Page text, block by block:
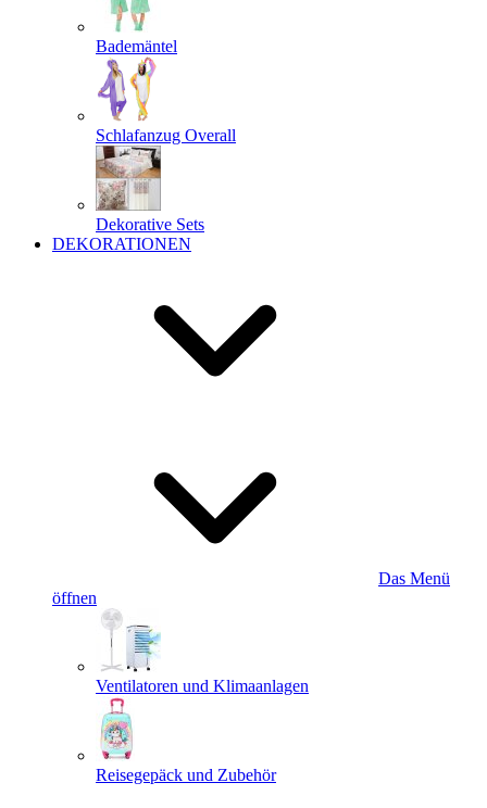
Bademäntel
Schlafanzug Overall
Dekorative Sets
DEKORATIONEN
Das Menü
öffnen
Ventilatoren und Klimaanlagen
Reisegepäck und Zubehör